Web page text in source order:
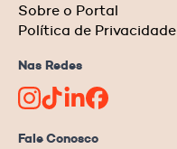
Sobre o Portal
Política de Privacidade
Nas Redes
Fale Conosco